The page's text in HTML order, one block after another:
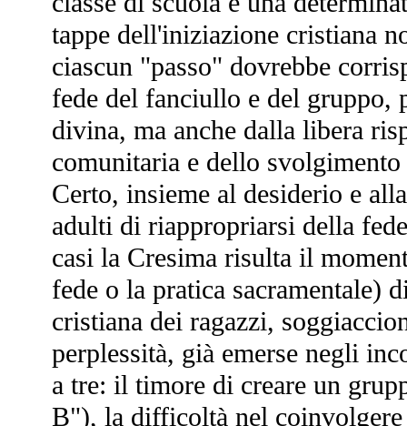
tappe dell'iniziazione cristiana
ciascun "passo" dovrebbe
fede del fanciullo e del gruppo,
divina, ma anche dalla libera
comunitaria e dello
Certo, insieme al desiderio e
adulti di riappropriarsi della
casi la Cresima risulta il
fede o la pratica sacramentale)
cristiana dei ragazzi,
perplessità, già emerse negli
a tre: il timore di creare un
B"), la difficoltà nel